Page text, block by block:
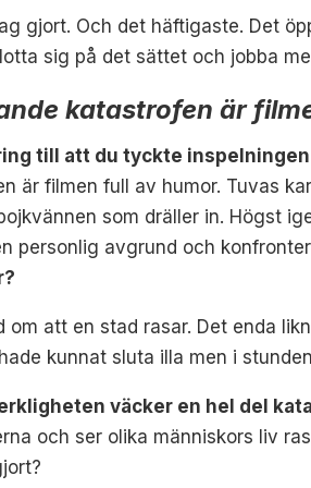
gjort. Och det häftigaste. Det
sig på det sättet och jobba
katastrofen är
till att du tyckte
är filmen full av humor. Tuvas
som dräller in. Högst
personlig avgrund och
att en stad rasar. Det enda
kunnat sluta illa men i
väcker en hel del
och ser olika människors liv